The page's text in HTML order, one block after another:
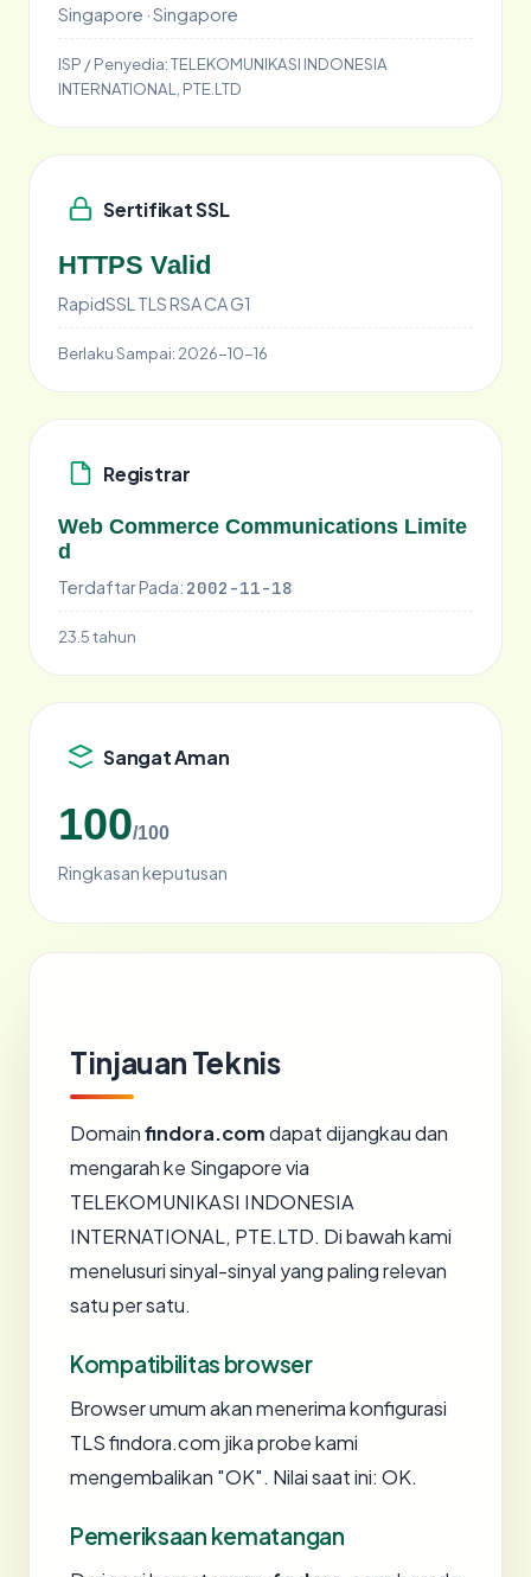
Singapore · Singapore
ISP / Penyedia:TELEKOMUNIKASI INDONESIA
INTERNATIONAL, PTE.LTD
Sertifikat SSL
HTTPS Valid
RapidSSL TLS RSA CA G1
Berlaku Sampai: 2026-10-16
Registrar
Web Commerce Communications Limite
d
Terdaftar Pada: 2002-11-18
23.5 tahun
Sangat Aman
100/100
Ringkasan keputusan
Tinjauan Teknis
Domainfindora.comdapat dijangkau dan
mengarah ke Singapore via
TELEKOMUNIKASI INDONESIA
INTERNATIONAL, PTE.LTD. Di bawah kami
menelusuri sinyal-sinyal yang paling relevan
satu per satu.
Kompatibilitas browser
Browser umum akan menerima konfigurasi
TLS findora.com jika probe kami
mengembalikan "OK". Nilai saat ini: OK.
Pemeriksaan kematangan